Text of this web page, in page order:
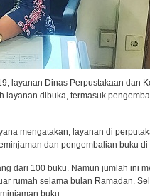
layanan Dinas Perpustakaan dan
layanan dibuka, termasuk
mengatakan, layanan di
dan pengembalian buku di
dari 100 buku. Namun jumlah ini
rumah selama bulan Ramadan.
buku.